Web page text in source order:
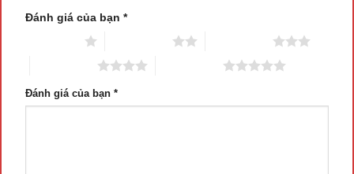
Đánh giá của bạn *
Đánh giá của bạn *